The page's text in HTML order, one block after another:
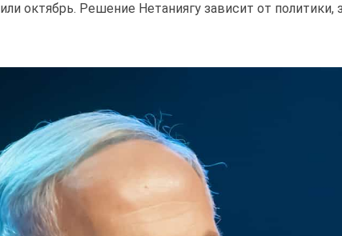
октябрь. Решение Нетаниягу зависит от политики,